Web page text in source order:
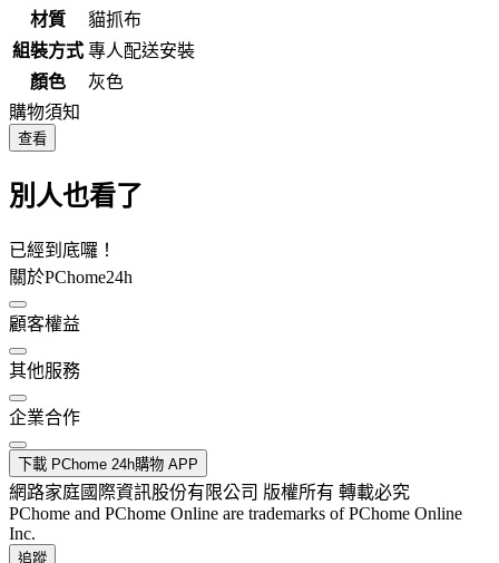
材質
貓抓布
組裝方式 專人配送安裝
顏色
灰色
購物須知
查看
別人也看了
已經到底囉！
關於PChome24h
顧客權益
其他服務
企業合作
下載 PChome 24h購物 APP
網路家庭國際資訊股份有限公司 版權所有 轉載必究
PChome and PChome Online are trademarks of PChome Online
Inc.
追蹤